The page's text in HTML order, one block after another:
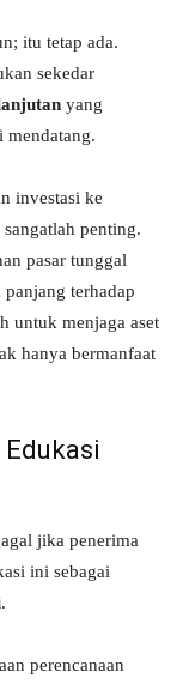
itu tetap ada.
sekedar
yang
mendatang.
investasi ke
sangatlah penting.
pasar tunggal
terhadap
untuk menjaga aset
hanya bermanfaat
jika penerima
ini sebagai
.
perencanaan